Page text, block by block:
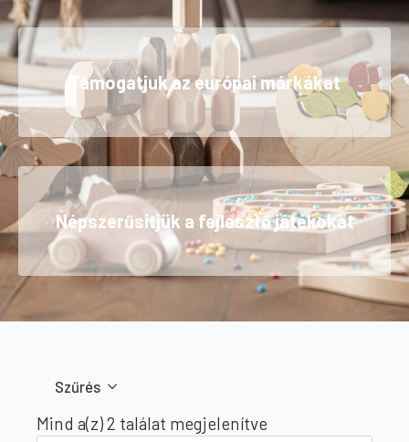
Támogatjuk az európai márkákat
Népszerűsítjük a fejlesztő játékokat
Szűrés
Mind a(z) 2 találat megjelenítve